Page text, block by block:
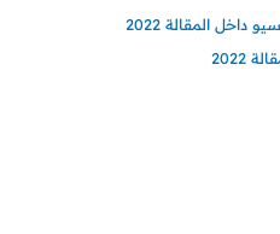
داخل المقالة 2022